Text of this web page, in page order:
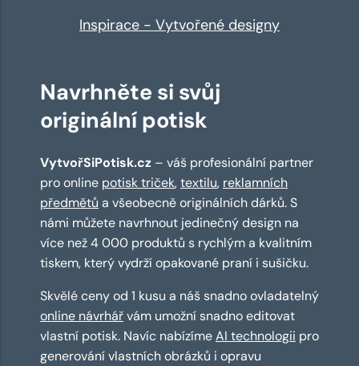
Inspirace - Vytvořené designy
Navrhněte si svůj
originální potisk
VytvořSiPotisk.cz – váš profesionální partner
pro online potisk triček,textilu, reklamních
předmětů a všeobecně originálních dárků. S
námi můžete navrhnout jedinečný design na
více než 4 000 produktů s rychlým a kvalitním
tiskem, který vydrží opakované praní i sušičku.
Skvělé ceny od 1 kusu a náš snadno ovladatelný
online návrhářvám umožní snadno editovat
vlastní potisk. Navíc nabízímeAI technologii pro
generování vlastních obrázků i opravu